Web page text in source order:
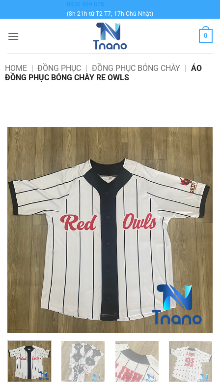
qua
dung
0936 999 878
(8h-21h từ T2-T7; 17h Chủ Nhật)
0
HOME | ĐỒNG PHỤC | ĐỒNG PHỤC BÓNG CHÀY | ÁO
ĐỒNG PHỤC BÓNG CHÀY RE OWLS